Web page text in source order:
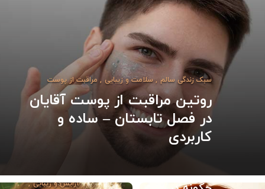
سبک زندگی سالم ,ویتامین‌ها و مکمل‌ها
بهترین مکمل‌ها و ویتامین‌ها
برای تحمل گرمای تابستان
مراقبت از پوست
نکات و ترفندها